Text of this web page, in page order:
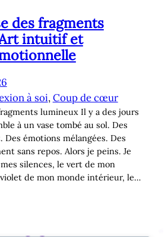
des fragments
intuitif et
à soi, Coup de cœur
lumineux Il y a des jours
à un vase tombé au sol. Des
émotions mélangées. Des
sans repos. Alors je peins. Je
silences, le vert de mon
de mon monde intérieur, le…